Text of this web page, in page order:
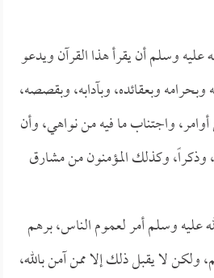
عليه وسلم أن يقرأ هذا القرآن ويدعو
وبعقائده، وبآدابه، وبقصصه،
أوامر، واجتناب ما فيه من نواهي، وأن
وذكراً، وكذلك المؤمنون من مشارق
عليه وسلم أمر لعموم الناس، برهم
لا يقبل ذلك إلا ممن آمن بالله،